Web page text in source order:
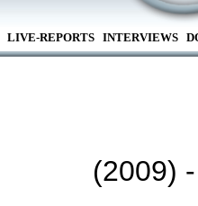
LIVE-REPORTS INTERVIEWS
(2009)